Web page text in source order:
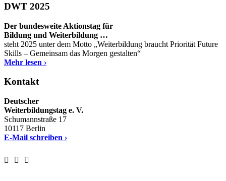
DWT 2025
Der bundesweite Aktionstag für
Bildung und Weiterbildung …
steht 2025 unter dem Motto „Weiterbildung braucht Priorität Future
Skills – Gemeinsam das Morgen gestalten“
Mehr lesen ›
Kontakt
Deutscher
Weiterbildungstag e. V.
Schumannstraße 17
10117 Berlin
E-Mail schreiben ›